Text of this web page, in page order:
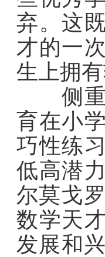
弃。这
才的一
生上拥
侧重
育在小
巧性练
低高潜
尔莫戈
数学天
发展和